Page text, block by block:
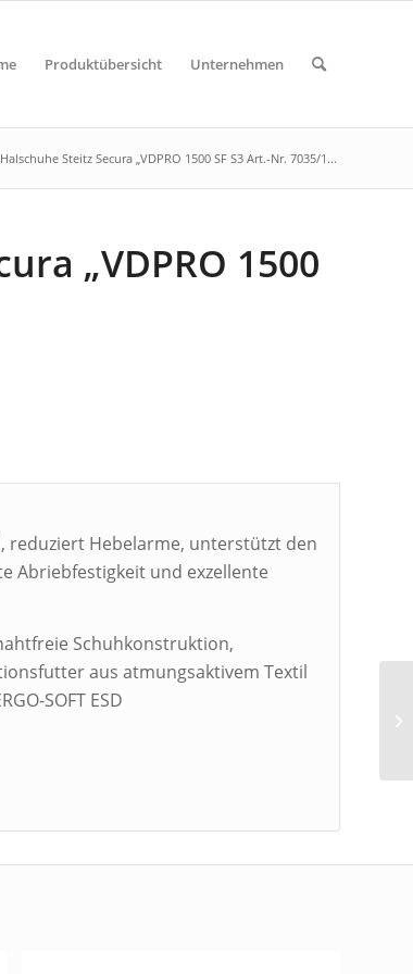
Produktübersicht Unternehmen
Steitz Secura „VDPRO 1500 SF S3 Art.-Nr. 7035/1...
„VDPRO 1500
reduziert Hebelarme, unterstützt den
Abriebfestigkeit und exzellente
Schuhkonstruktion,
aus atmungsaktivem Textil
SOFT ESD